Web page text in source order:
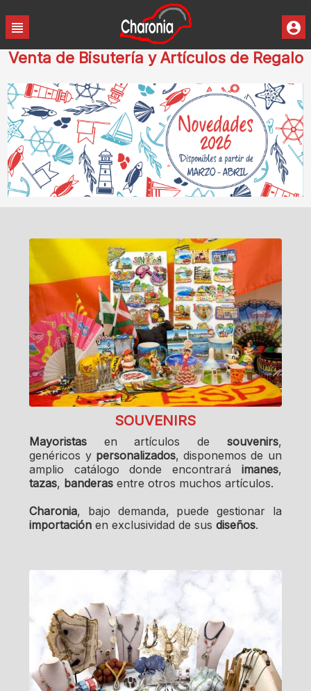
Venta de Bisutería y Artículos de Regalo
SOUVENIRS
Mayoristas en artículos de souvenirs,
genéricos y personalizados, disponemos de un
amplio catálogo donde encontrará imanes,
tazas, banderas entre otros muchos artículos.
Charonia, bajo demanda, puede gestionar la
importación en exclusividad de susdiseños.